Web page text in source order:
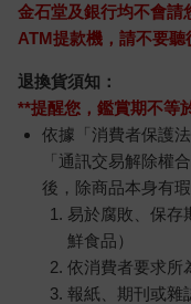
金石堂及銀行均不會請
ATM提款機，請不要聽
退換貨須知：
**提醒您，鑑賞期不等
依據「消費者保護
「通訊交易解除權
後，除商品本身有
易於腐敗、保存
鮮食品）
依消費者要求所
報紙、期刊或雜